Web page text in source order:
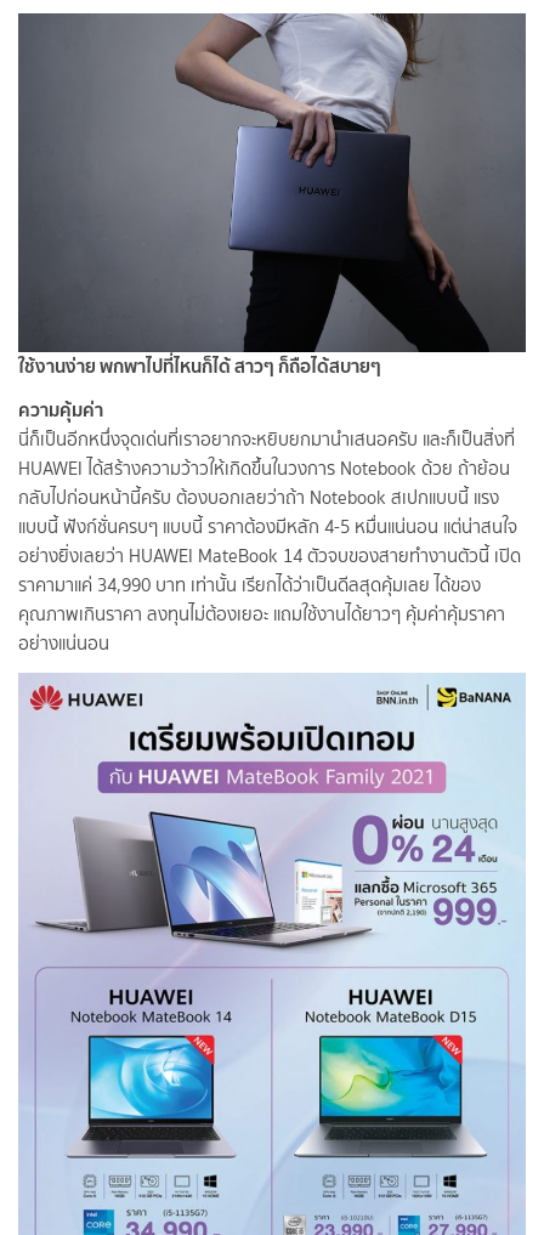
ใช้งานง่าย พกพาไปที่ไหนก็ได้ สาวๆ ก็ถือได้สบายๆ
ความคุ้มค่า
นี่ก็เป็นอีกหนึ่งจุดเด่นที่เราอยากจะหยิบยกมานำเสนอครับ และก็เป็นสิ่งที่
HUAWEI ได้สร้างความว้าวให้เกิดขึ้นในวงการ Notebook ด้วย ถ้าย้อน
กลับไปก่อนหน้านี้ครับ ต้องบอกเลยว่าถ้า Notebook สเปกแบบนี้ แรง
แบบนี้ ฟังก์ชั่นครบๆ แบบนี้ ราคาต้องมีหลัก 4-5 หมื่นแน่นอน แต่น่าสนใจ
อย่างยิ่งเลยว่า HUAWEI MateBook 14 ตัวจบของสายทำงานตัวนี้ เปิด
ราคามาแค่ 34,990 บาท เท่านั้น เรียกได้ว่าเป็นดีลสุดคุ้มเลย ได้ของ
คุณภาพเกินราคา ลงทุนไม่ต้องเยอะ แถมใช้งานได้ยาวๆ คุ้มค่าคุ้มราคา
อย่างแน่นอน